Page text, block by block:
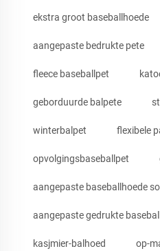
ekstra groot baseballhoede
aangepaste bedrukte pete
fleece baseballpet
geborduurde balpete
winterbalpet flexibele
opvolgingsbaseballpet
aangepaste baseballhoede
aangepaste gedrukte
kasjmier-balhoed op-